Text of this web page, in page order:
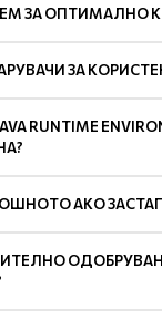
ЗА ОПТИМАЛНО
ЗА
RUNTIME
АКО